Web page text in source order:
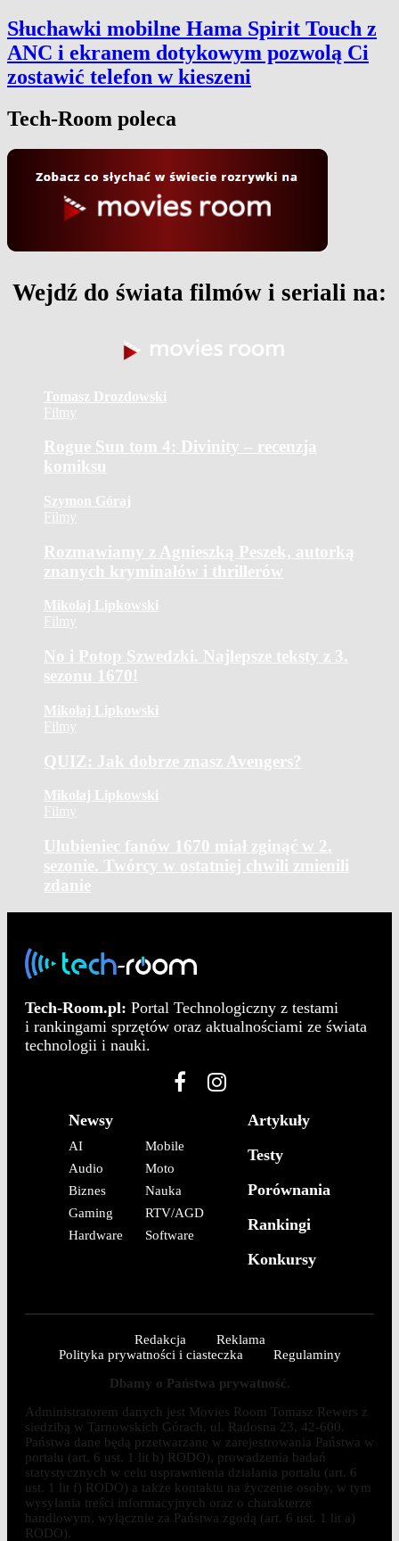
Słuchawki mobilne Hama Spirit Touch z
ANC i ekranem dotykowym pozwolą Ci
zostawić telefon w kieszeni
Tech-Room poleca
Wejdź do świata filmów i seriali na:
Tomasz Drozdowski
Filmy
Rogue Sun tom 4: Divinity – recenzja
komiksu
Szymon Góraj
Filmy
Rozmawiamy z Agnieszką Peszek, autorką
znanych kryminałów i thrillerów
Mikołaj Lipkowski
Filmy
No i Potop Szwedzki. Najlepsze teksty z 3.
sezonu 1670!
Mikołaj Lipkowski
Filmy
QUIZ: Jak dobrze znasz Avengers?
Mikołaj Lipkowski
Filmy
Ulubieniec fanów 1670 miał zginąć w 2.
sezonie. Twórcy w ostatniej chwili zmienili
zdanie
Tech-Room.pl: Portal Technologiczny z testami
i rankingami sprzętów oraz aktualnościami ze świata
technologii i nauki.
Newsy
AI
Audio
Biznes
Gaming
Hardware
Mobile
Moto
Nauka
RTV/AGD
Software
Artykuły
Testy
Porównania
Rankingi
Konkursy
Redakcja
Reklama
Polityka prywatności i ciasteczka
Regulaminy
Dbamy o Państwa prywatność.
Administratorem danych jest Movies Room Tomasz Rewers z
siedzibą w Tarnowskich Górach, ul. Radosna 23, 42-600.
Państwa dane będą przetwarzane w zarejestrowania Państwa w
portalu (art. 6 ust. 1 lit b) RODO), prowadzenia badań
statystycznych w celu usprawnienia działania portalu (art. 6
ust. 1 lit f) RODO) a także kontaktu na życzenie osoby, w tym
wysyłania treści informacyjnych oraz o charakterze
handlowym, wyłącznie za Państwa zgodą (art. 6 ust. 1 lit a)
RODO).